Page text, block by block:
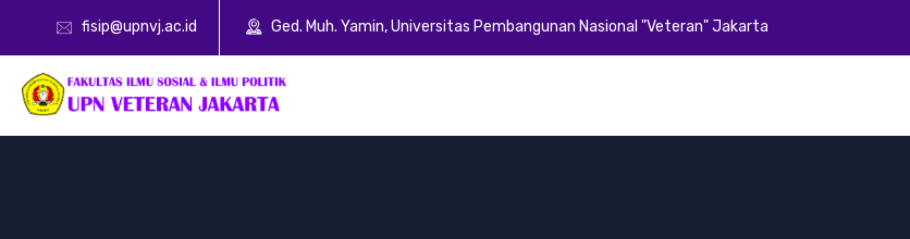
fisip@upnvj.ac.id Ged. Muh. Yamin, Universitas Pembangunan Nasional "Veteran" Jakarta